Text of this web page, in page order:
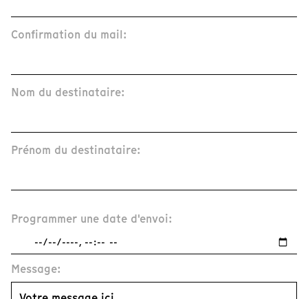
Confirmation du mail:
Nom du destinataire:
Prénom du destinataire:
Programmer une date d'envoi:
Message: